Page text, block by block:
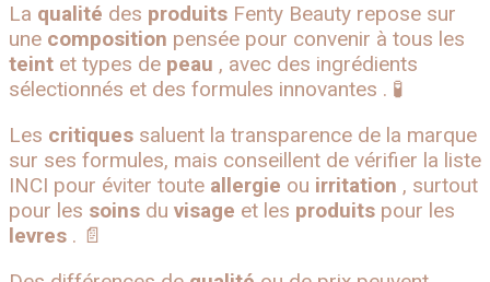
La qualité des produits Fenty Beauty repose sur
une composition pensée pour convenir à tous les
teint et types de peau , avec des ingrédients
sélectionnés et des formules innovantes . 🧪
Les critiques saluent la transparence de la marque
sur ses formules, mais conseillent de vérifier la liste
INCI pour éviter toute allergie ou irritation , surtout
pour les soins du visage et les produits pour les
levres . 📄